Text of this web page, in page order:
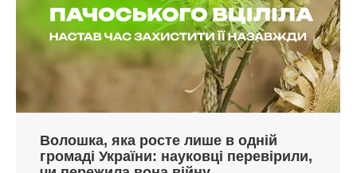
Волошка, яка росте лише в одній
громаді України: науковці перевірили,